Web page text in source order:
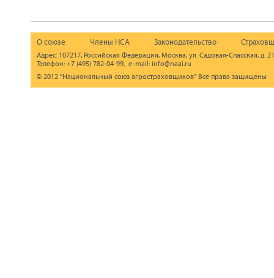
О союзе Члены НСА Законодательство
Адрес: 107217, Российская Федерация, Москва, ул. Садовая-Спасская, д.
Телефон: +7 (495) 782-04-99, e-mail: info@naai.ru
© 2012 "Национальный союз агростраховщиков" Все права защищены